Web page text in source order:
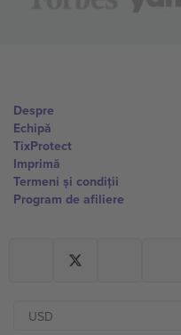
Despre
Echipă
TixProtect
Imprimă
Termeni și condiții
Program de afiliere